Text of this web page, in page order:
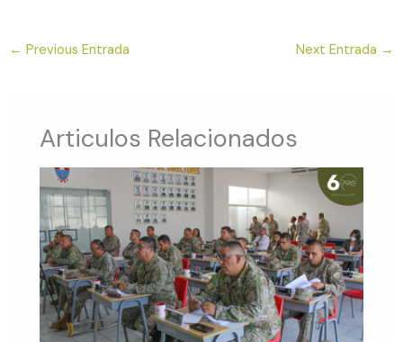
← Previous Entrada Next Entrada →
Articulos Relacionados